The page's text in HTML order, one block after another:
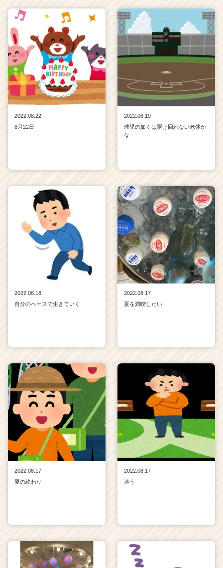
2022.08.22
8月22日
2022.08.19
球児の如くは駆け回れない老体か
な
2022.08.18
自分のペースで生きていく
2022.08.17
夏を満喫したい!
2022.08.17
夏の終わり
2022.08.17
迷う